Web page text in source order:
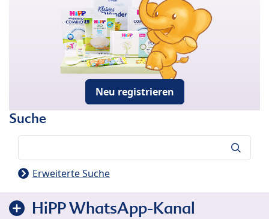
Neu registrieren
Suche
Erweiterte Suche
HiPP WhatsApp-Kanal